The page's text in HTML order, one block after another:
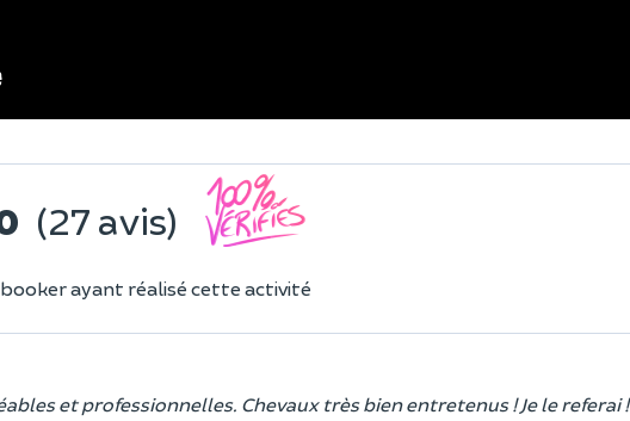
(27 avis)
ayant réalisé cette activité
et professionnelles. Chevaux très bien entretenus ! Je le referai !